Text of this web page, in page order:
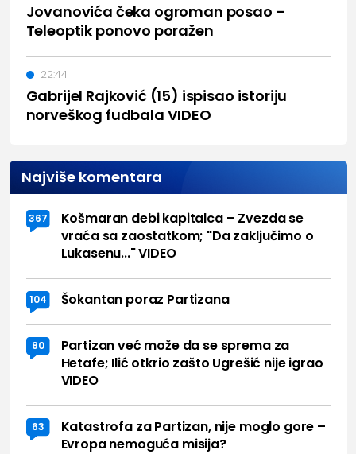
Jovanovića čeka ogroman posao –
Teleoptik ponovo poražen
Gabrijel Rajković (15) ispisao istoriju
norveškog fudbala VIDEO
22:44
Najviše komentara
367
Košmaran debi kapitalca – Zvezda se
vraća sa zaostatkom; "Da zaključimo o
Lukasenu..." VIDEO
104 Šokantan poraz Partizana
80
Partizan već može da se sprema za
Hetafe; Ilić otkrio zašto Ugrešić nije igrao
VIDEO
63
Katastrofa za Partizan, nije moglo gore –
Evropa nemoguća misija?